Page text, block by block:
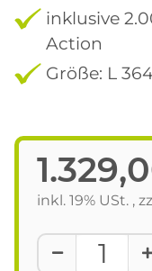
inklusive
Action
Größe: L
inkl. 19% USt. ,